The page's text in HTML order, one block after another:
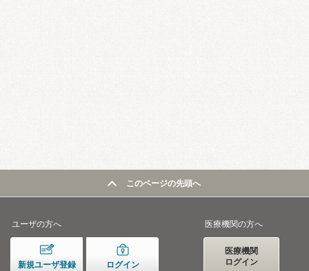
このページの先頭へ
ユーザの方へ
新規ユーザ登録 ログイン
医療機関の方へ
医療機関
ログイン